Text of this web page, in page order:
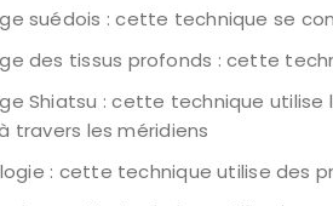
suédois : cette technique se
des tissus profonds : cette
Shiatsu : cette technique utilise
travers les méridiens
: cette technique utilise des